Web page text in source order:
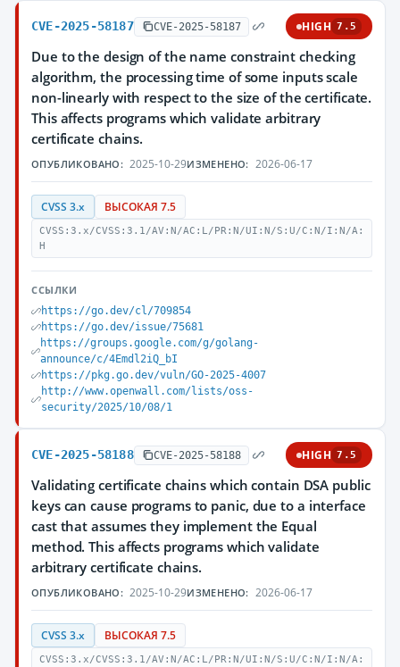
CVE-2025-58187 CVE-2025-58187 HIGH 7.5
Due to the design of the name constraint checking
algorithm, the processing time of some inputs scale
non-linearly with respect to the size of the certificate.
This affects programs which validate arbitrary
certificate chains.
ОПУБЛИКОВАНО: 2025-10-29ИЗМЕНЕНО: 2026-06-17
CVSS 3.x ВЫСОКАЯ 7.5
CVSS:3.x/CVSS:3.1/AV:N/AC:L/PR:N/UI:N/S:U/C:N/I:N/A:
H
ССЫЛКИ
https://go.dev/cl/709854
https://go.dev/issue/75681
https://groups.google.com/g/golang-
announce/c/4Emdl2iQ_bI
https://pkg.go.dev/vuln/GO-2025-4007
http://www.openwall.com/lists/oss-
security/2025/10/08/1
CVE-2025-58188 CVE-2025-58188 HIGH 7.5
Validating certificate chains which contain DSA public
keys can cause programs to panic, due to a interface
cast that assumes they implement the Equal
method. This affects programs which validate
arbitrary certificate chains.
ОПУБЛИКОВАНО: 2025-10-29ИЗМЕНЕНО: 2026-06-17
CVSS 3.x ВЫСОКАЯ 7.5
CVSS:3.x/CVSS:3.1/AV:N/AC:L/PR:N/UI:N/S:U/C:N/I:N/A: